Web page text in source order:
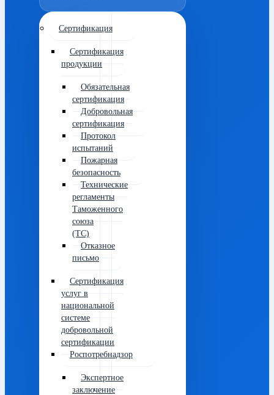
Сертификация
Сертификация
продукции
Обязательная
сертификация
Добровольная
сертификация
Протокол
испытаний
Пожарная
безопасность
Технические
регламенты
Таможенного
союза
(ТС)
Отказное
письмо
Сертификация
услуг в
национальной
системе
добровольной
сертификации
Роспотребнадзор
Экспертное
заключение